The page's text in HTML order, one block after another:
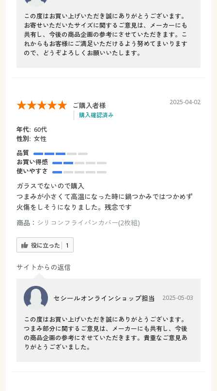
この度はお買い上げいただき誠にありがとうございます。
お寄せいただいたサイズに関するご意見は、メーカーにも
共有し、今後の商品企画の参考にさせていただきます。こ
れからもお客様にご満足いただけるよう努めてまいります
ので、どうぞよろしくお願いいたします。
ご購入者様
購入確認済み
2025-04-02
年代: 60代
性別: 女性
品質
お買い得感
使いやすさ
ガラスでないので購入
つまみが小さくて高温になった時に鍋つかみではつかめず
火傷をしそうになりました。残念です
商品： シリコンフライパンカバー(2枚組)
役に立った 1
サイトからの返信
セシールオンラインショップ担当 2025-05-03
この度はお買い上げいただき誠にありがとうございます。
つまみ部分に関するご意見は、メーカーにも共有し、今後
の商品企画の参考にさせていただきます。貴重なご意見あ
りがとうございました。